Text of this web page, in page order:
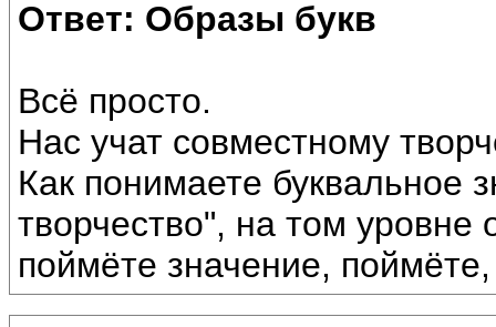
Ответ: Образы букв
Всё просто.
Нас учат совместному
Как понимаете буквальное
творчество", на том уровне
поймёте значение,